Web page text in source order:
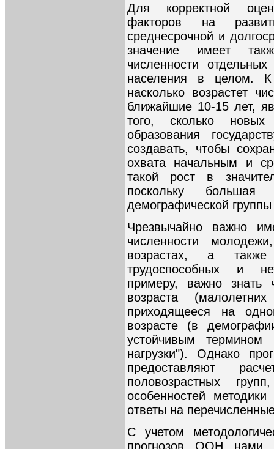
Для корректной
факторов на
среднесрочной и
значение имеет
численности
населения в целом.
насколько возрастет
ближайшие 10-15 лет,
того, сколько
образования
создавать, чтобы
охвата начальным и
такой рост в
поскольку большая
демографической
Чрезвычайно важно
численности
возрастах, а
трудоспособных и
примеру, важно знать
возраста
приходящееся на
возрасте (в
устойчивым термином
нагрузки"). Однако
предоставляют
половозрастных
особенностей
ответы на
С учетом
прогнозов ООН нами